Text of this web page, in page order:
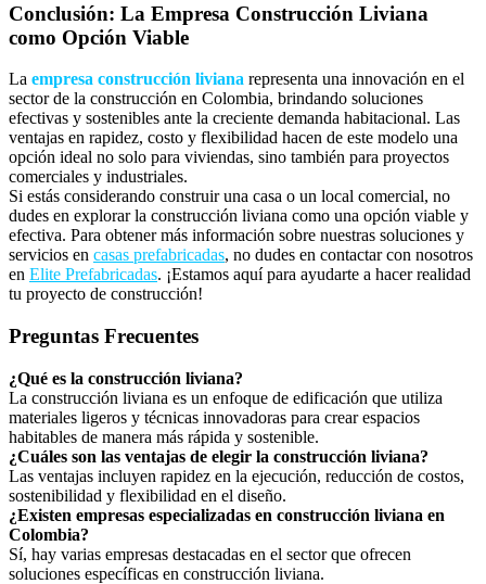
Conclusión: La Empresa Construcción Liviana
como Opción Viable
La empresa construcción liviana representa una innovación en el
sector de la construcción en Colombia, brindando soluciones
efectivas y sostenibles ante la creciente demanda habitacional. Las
ventajas en rapidez, costo y flexibilidad hacen de este modelo una
opción ideal no solo para viviendas, sino también para proyectos
comerciales y industriales.
Si estás considerando construir una casa o un local comercial, no
dudes en explorar la construcción liviana como una opción viable y
efectiva. Para obtener más información sobre nuestras soluciones y
servicios en casas prefabricadas, no dudes en contactar con nosotros
en Elite Prefabricadas. ¡Estamos aquí para ayudarte a hacer realidad
tu proyecto de construcción!
Preguntas Frecuentes
¿Qué es la construcción liviana?
La construcción liviana es un enfoque de edificación que utiliza
materiales ligeros y técnicas innovadoras para crear espacios
habitables de manera más rápida y sostenible.
¿Cuáles son las ventajas de elegir la construcción liviana?
Las ventajas incluyen rapidez en la ejecución, reducción de costos,
sostenibilidad y flexibilidad en el diseño.
¿Existen empresas especializadas en construcción liviana en
Colombia?
Sí, hay varias empresas destacadas en el sector que ofrecen
soluciones específicas en construcción liviana.